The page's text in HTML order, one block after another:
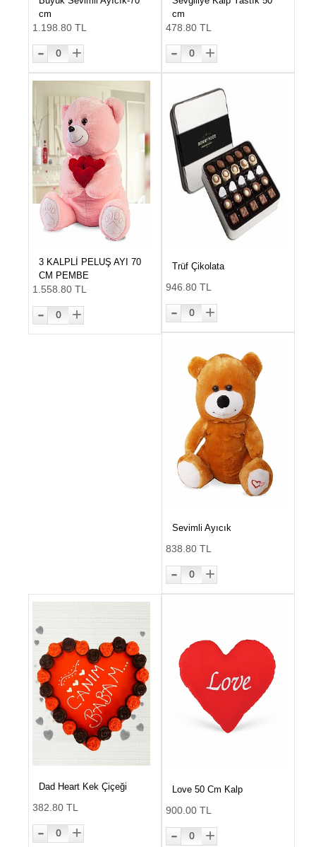
cm
1.198.80 TL
- 0 +
cm
478.80 TL
- 0 +
3 KALPLİ PELUŞ AYI 70
CM PEMBE
1.558.80 TL
- 0 +
Trüf Çikolata
946.80 TL
- 0 +
Sevimli Ayıcık
838.80 TL
- 0 +
Dad Heart Kek Çiçeği
382.80 TL
- 0 +
Love 50 Cm Kalp
900.00 TL
- 0 +